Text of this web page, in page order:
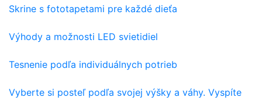
Skrine s fototapetami pre každé dieťa
Výhody a možnosti LED svietidiel
Tesnenie podľa individuálnych potrieb
Vyberte si posteľ podľa svojej výšky a váhy. Vyspíte